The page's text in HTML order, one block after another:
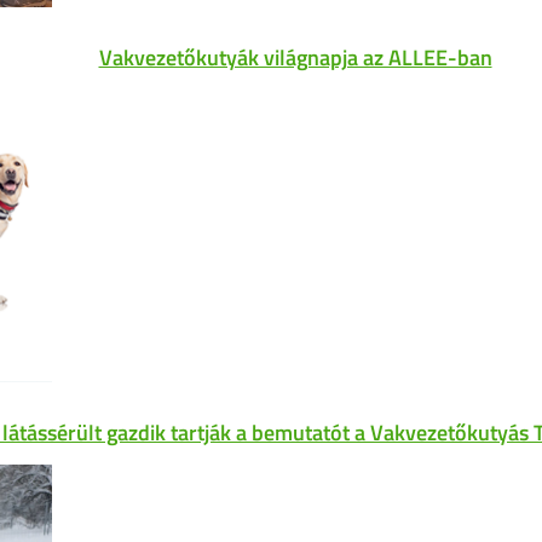
Vakvezetőkutyák világnapja az ALLEE-ban
gazdik tartják a bemutatót a Vakvezetőkutyás